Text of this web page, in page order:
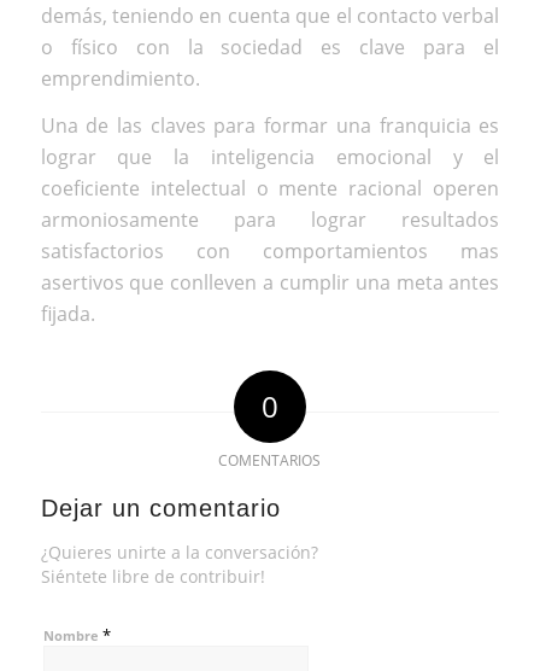
demás, teniendo en cuenta que el contacto verbal
o físico con la sociedad es clave para el
emprendimiento.
Una de las claves para formar una franquicia es
lograr que la inteligencia emocional y el
coeficiente intelectual o mente racional operen
armoniosamente para lograr resultados
satisfactorios con comportamientos mas
asertivos que conlleven a cumplir una meta antes
fijada.
0
COMENTARIOS
Dejar un comentario
¿Quieres unirte a la conversación?
Siéntete libre de contribuir!
Nombre *